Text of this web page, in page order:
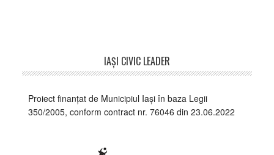
IAŞI CIVIC LEADER
Proiect finanțat de Municipiul Iași în baza Legii
350/2005, conform contract nr. 76046 din 23.06.2022